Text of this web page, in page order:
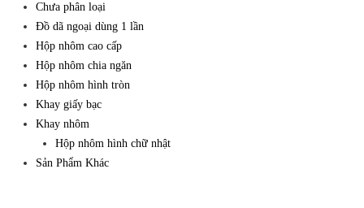
Chưa phân loại
Đồ dã ngoại dùng 1 lần
Hộp nhôm cao cấp
Hộp nhôm chia ngăn
Hộp nhôm hình tròn
Khay giấy bạc
Khay nhôm
Hộp nhôm hình chữ nhật
Sản Phẩm Khác